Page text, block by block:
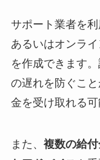
サポート業者を利
あるいはオンラ
を作成できます
の遅れを防ぐこ
金を受け取れる可
また、 複数の給